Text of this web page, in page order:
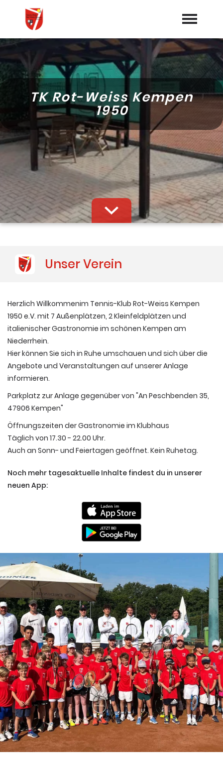
Startseite
Aktuelles
Termine
Mannschaften
Vorstand
Trainer
Dokumente
Shops
TK Rot-Weiss Kempen
1950
Unser Verein
Herzlich Willkommenim Tennis-Klub Rot-Weiss Kempen
1950 e.V. mit 7 Außenplätzen, 2 Kleinfeldplätzen und
italienischer Gastronomie im schönen Kempen am
Niederrhein.
Hier können Sie sich in Ruhe umschauen und sich über die
Angebote und Veranstaltungen auf unserer Anlage
informieren.
Parkplatz zur Anlage gegenüber von "An Peschbenden 35,
47906 Kempen"
Öffnungszeiten der Gastronomie im Klubhaus
Täglich von 17.30 - 22.00 Uhr.
Auch an Sonn- und Feiertagen geöffnet. Kein Ruhetag.
Noch mehr tagesaktuelle Inhalte findest du in unserer
neuen App: